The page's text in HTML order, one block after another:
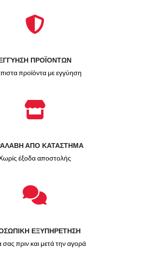
ΠΡΟΪΟΝΤΩΝ
προϊόντα με εγγύηση
ΑΠΟ ΚΑΤΑΣΤΗΜΑ
έξοδα αποστολής
ΕΞΥΠΗΡΕΤΗΣΗ
σας πριν και μετά την αγορά